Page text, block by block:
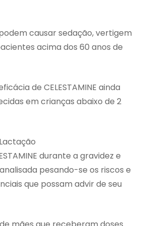
causar sedação, vertigem
acima dos 60 anos de
de CELESTAMINE ainda
em crianças abaixo de 2
durante a gravidez e
pesando-se os riscos e
que possam advir de seu